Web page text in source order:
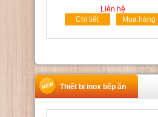
Liên hệ
Chi tiết
Mua hàng
Thiết bị inox bếp ăn